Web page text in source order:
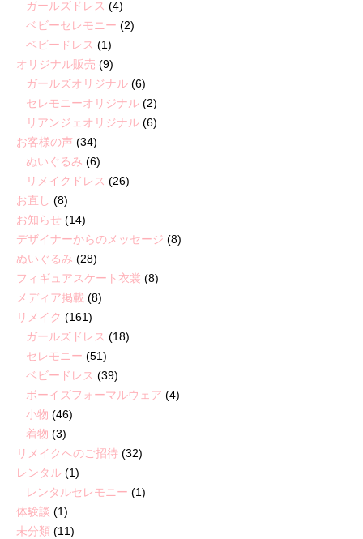
ガールズドレス (4)
ベビーセレモニー (2)
ベビードレス (1)
オリジナル販売 (9)
ガールズオリジナル (6)
セレモニーオリジナル (2)
リアンジェオリジナル (6)
お客様の声 (34)
ぬいぐるみ (6)
リメイクドレス (26)
お直し (8)
お知らせ (14)
デザイナーからのメッセージ (8)
ぬいぐるみ (28)
フィギュアスケート衣裳 (8)
メディア掲載 (8)
リメイク (161)
ガールズドレス (18)
セレモニー (51)
ベビードレス (39)
ボーイズフォーマルウェア (4)
小物 (46)
着物 (3)
リメイクへのご招待 (32)
レンタル (1)
レンタルセレモニー (1)
体験談 (1)
未分類 (11)